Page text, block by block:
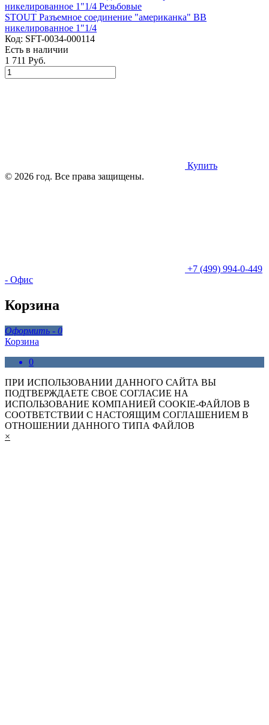
STOUT Разъемное соединение "американка" ВВ
никелированное 1"1/4
Код: SFT-0034-000114
Есть в наличии
1 711 Руб.
Купить
© 2026 год. Все права защищены.
+7 (499) 994-0-449
- Офис
Корзина
Оформить - 0
Корзина
0
ПРИ ИСПОЛЬЗОВАНИИ ДАННОГО САЙТА ВЫ
ПОДТВЕРЖДАЕТЕ СВОЕ СОГЛАСИЕ НА
ИСПОЛЬЗОВАНИЕ КОМПАНИЕЙ COOKIE-ФАЙЛОВ В
СООТВЕТСТВИИ С НАСТОЯЩИМ СОГЛАШЕНИЕМ В
ОТНОШЕНИИ ДАННОГО ТИПА ФАЙЛОВ
×